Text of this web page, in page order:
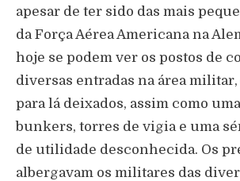
apesar de ter sido das mais
da Força Aérea Americana na
hoje se podem ver os postos de
diversas entradas na área
para lá deixados, assim como
bunkers, torres de vigia e uma
de utilidade desconhecida. Os
albergavam os militares das